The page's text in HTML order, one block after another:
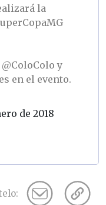
la
@ColoColo y
en el evento.
de 2018